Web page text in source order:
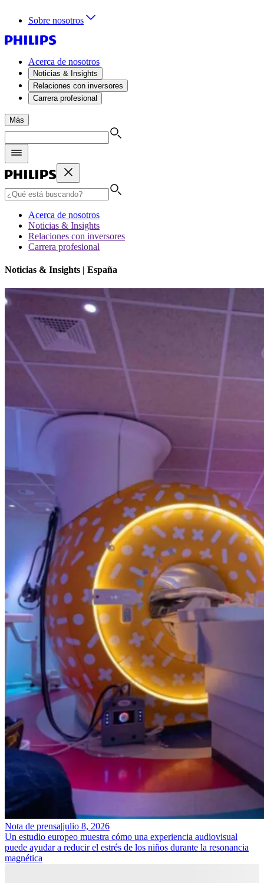
Sobre nosotros
Acerca de nosotros
Noticias & Insights
Relaciones con inversores
Carrera profesional
Más
Acerca de nosotros
Noticias & Insights
Relaciones con inversores
Carrera profesional
Noticias & Insights | España
Nota de prensa|julio 8, 2026
Un estudio europeo muestra cómo una experiencia audiovisual
puede ayudar a reducir el estrés de los niños durante la resonancia
magnética